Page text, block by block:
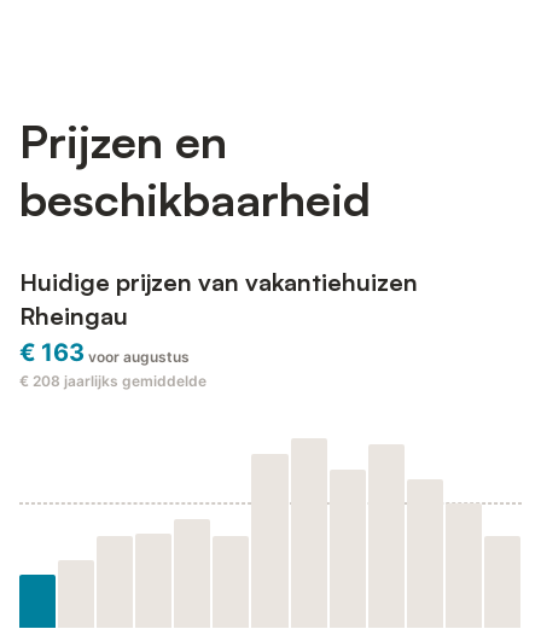
Prijzen en
beschikbaarheid
Huidige prijzen van vakantiehuizen
Rheingau
€ 163 voor augustus
€ 208 jaarlijks gemiddelde